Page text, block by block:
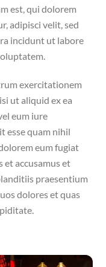
est, qui dolorem
adipisci velit, sed
incidunt ut labore
exercitationem
ut aliquid ex ea
eum iure
esse quam nihil
eum fugiat
et accusamus et
praesentium
dolores et quas